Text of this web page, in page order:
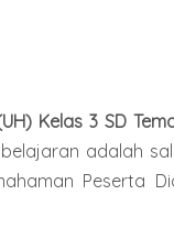
Kelas 3 SD
adalah
Peserta